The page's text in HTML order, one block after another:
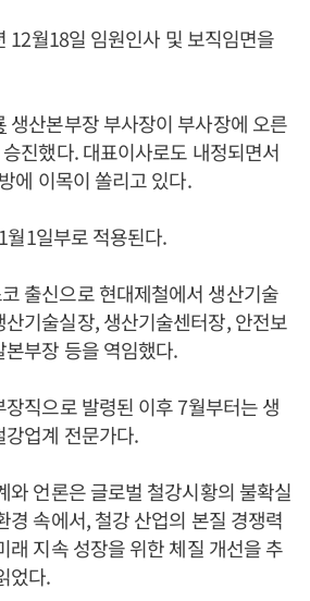
12월18일 임원인사 및 보직임면을
생산본부장 부사장이 부사장에 오른
진했다. 대표이사로도 내정되면서
에 이목이 쏠리고 있다.
1일부로 적용된다.
출신으로 현대제철에서 생산기술
기술실장, 생산기술센터장, 안전보
부장 등을 역임했다.
직으로 발령된 이후 7월부터는 생
업계 전문가다.
와 언론은 글로벌 철강시황의 불확실
경 속에서, 철강 산업의 본질 경쟁력
래 지속 성장을 위한 체질 개선을 추
었다.